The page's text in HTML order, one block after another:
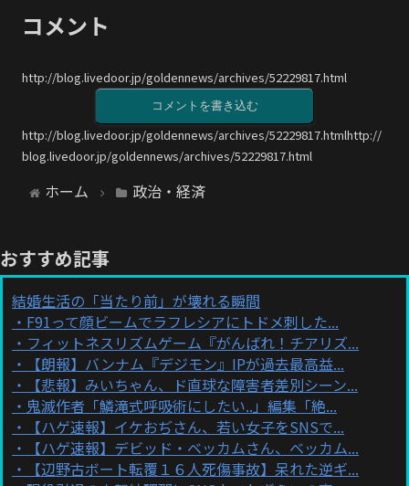
コメント
http://blog.livedoor.jp/goldennews/archives/52229817.html
コメントを書き込む
http://blog.livedoor.jp/goldennews/archives/52229817.htmlhttp://
blog.livedoor.jp/goldennews/archives/52229817.html
ホーム 政治・経済
おすすめ記事
結婚生活の「当たり前」が壊れる瞬間
F91って顔ビームでラフレシアにトドメ刺した...
フィットネスリズムゲーム『がんばれ！チアリズ...
【朗報】バンナム『デジモン』IPが過去最高益...
【悲報】みいちゃん、ド直球な障害者差別シーン...
鬼滅作者「鱗滝式呼吸術にしたい..」編集「絶...
【ハゲ速報】イケおぢさん、若い女子をSNSで...
【ハゲ速報】デビッド・ベッカムさん、ベッカム...
【辺野古ボート転覆１６人死傷事故】呆れた逆ギ...